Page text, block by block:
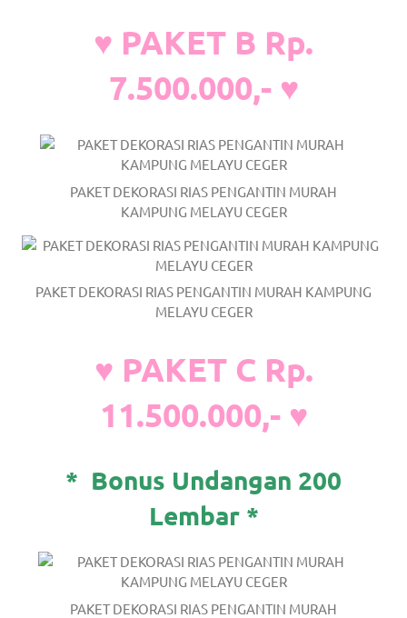
replica
watches.
https://www.drugswatches.com
♥ PAKET B Rp.
7.500.000,- ♥
PAKET DEKORASI RIAS PENGANTIN MURAH
KAMPUNG MELAYU CEGER
PAKET DEKORASI RIAS PENGANTIN MURAH KAMPUNG
MELAYU CEGER
♥ PAKET C Rp.
11.500.000,- ♥
* Bonus Undangan 200
Lembar *
PAKET DEKORASI RIAS PENGANTIN MURAH